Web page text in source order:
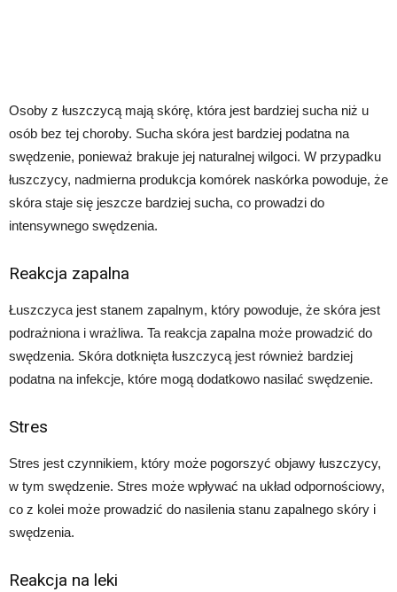
Osoby z łuszczycą mają skórę, która jest bardziej sucha niż u
osób bez tej choroby. Sucha skóra jest bardziej podatna na
swędzenie, ponieważ brakuje jej naturalnej wilgoci. W przypadku
łuszczycy, nadmierna produkcja komórek naskórka powoduje, że
skóra staje się jeszcze bardziej sucha, co prowadzi do
intensywnego swędzenia.
Reakcja zapalna
Łuszczyca jest stanem zapalnym, który powoduje, że skóra jest
podrażniona i wrażliwa. Ta reakcja zapalna może prowadzić do
swędzenia. Skóra dotknięta łuszczycą jest również bardziej
podatna na infekcje, które mogą dodatkowo nasilać swędzenie.
Stres
Stres jest czynnikiem, który może pogorszyć objawy łuszczycy,
w tym swędzenie. Stres może wpływać na układ odpornościowy,
co z kolei może prowadzić do nasilenia stanu zapalnego skóry i
swędzenia.
Reakcja na leki